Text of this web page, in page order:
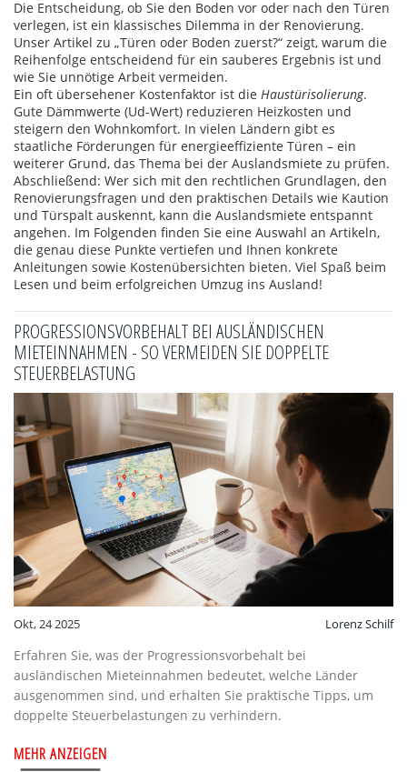
Die Entscheidung, ob Sie den Boden vor oder nach den Türen
verlegen, ist ein klassisches Dilemma in der Renovierung.
Unser Artikel zu „Türen oder Boden zuerst?“ zeigt, warum die
Reihenfolge entscheidend für ein sauberes Ergebnis ist und
wie Sie unnötige Arbeit vermeiden.
Ein oft übersehener Kostenfaktor ist die Haustürisolierung.
Gute Dämmwerte (Ud‑Wert) reduzieren Heizkosten und
steigern den Wohnkomfort. In vielen Ländern gibt es
staatliche Förderungen für energieeffiziente Türen – ein
weiterer Grund, das Thema bei der Auslandsmiete zu prüfen.
Abschließend: Wer sich mit den rechtlichen Grundlagen, den
Renovierungsfragen und den praktischen Details wie Kaution
und Türspalt auskennt, kann die Auslandsmiete entspannt
angehen. Im Folgenden finden Sie eine Auswahl an Artikeln,
die genau diese Punkte vertiefen und Ihnen konkrete
Anleitungen sowie Kostenübersichten bieten. Viel Spaß beim
Lesen und beim erfolgreichen Umzug ins Ausland!
PROGRESSIONSVORBEHALT BEI AUSLÄNDISCHEN
MIETEINNAHMEN - SO VERMEIDEN SIE DOPPELTE
STEUERBELASTUNG
Okt, 24 2025 Lorenz Schilf
Erfahren Sie, was der Progressionsvorbehalt bei
ausländischen Mieteinnahmen bedeutet, welche Länder
ausgenommen sind, und erhalten Sie praktische Tipps, um
doppelte Steuerbelastungen zu verhindern.
MEHR ANZEIGEN